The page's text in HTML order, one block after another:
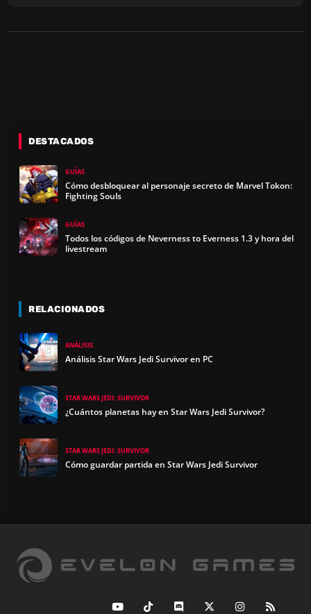
DESTACADOS
GUÍAS
Cómo desbloquear al personaje secreto de Marvel Tokon:
Fighting Souls
GUÍAS
Todos los códigos de Neverness to Everness 1.3 y hora del
livestream
RELACIONADOS
ANÁLISIS
Análisis Star Wars Jedi Survivor en PC
STAR WARS JEDI: SURVIVOR
¿Cuántos planetas hay en Star Wars Jedi Survivor?
STAR WARS JEDI: SURVIVOR
Cómo guardar partida en Star Wars Jedi Survivor